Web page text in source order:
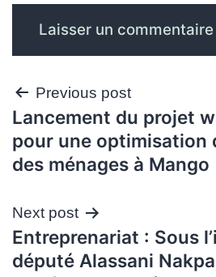
Navigation
de
l’article
Previous post
Lancement du projet
pour une optimisation
des ménages à Mango
Next post
Entreprenariat : Sous
député Alassani